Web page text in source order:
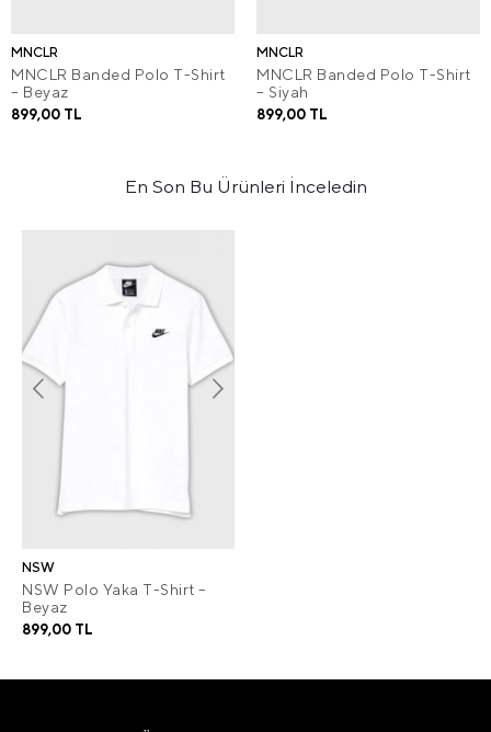
MNCLR
MNCLR Banded Polo T-Shirt
– Beyaz
899,00 TL
MNCLR
MNCLR Banded Polo T-Shirt
– Siyah
899,00 TL
En Son Bu Ürünleri İnceledin
NSW
NSW Polo Yaka T-Shirt –
Beyaz
899,00 TL